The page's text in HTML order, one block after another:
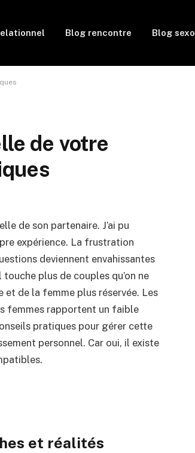
Blog rencontre Blog sexo
de votre
de son partenaire. J’ai pu
expérience. La frustration
deviennent envahissantes
plus de couples qu’on ne
et de la femme plus réservée. Les
femmes rapportent un faible
pratiques pour gérer cette
personnel. Car oui, il existe
et réalités